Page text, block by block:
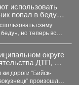
использовать
попал в беду»,
схему
но теперь все
округе
ДТП, в
пять человек
дороги "Бийск-
произошло